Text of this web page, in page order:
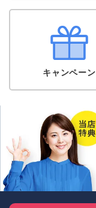
キャンペーン